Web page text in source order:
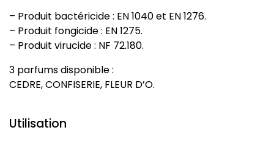
– Produit bactéricide : EN 1040 et EN 1276.
– Produit fongicide : EN 1275.
– Produit virucide : NF 72.180.
3 parfums disponible :
CEDRE, CONFISERIE, FLEUR D’O.
Utilisation